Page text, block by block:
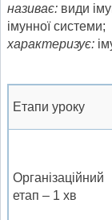
називає: види
імунної системи;
характеризує:
Етапи уроку
Організаційний
етап – 1 хв